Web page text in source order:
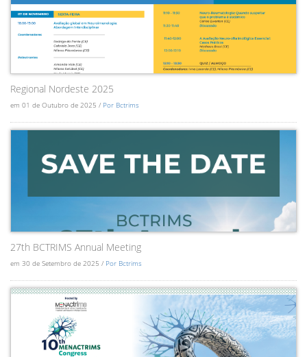
Regional Nordeste 2025
em 01 de Outubro de 2025 / Por Bctrims
27th BCTRIMS Annual Meeting
em 30 de Setembro de 2025 / Por Bctrims